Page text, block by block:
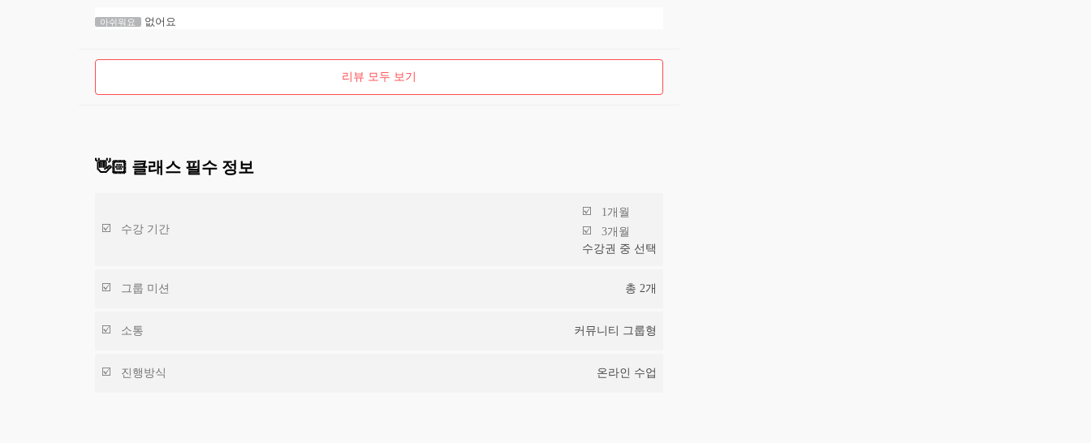
아쉬워요 없어요
리뷰 모두 보기
👋🏻 클래스 필수 정보
수강 기간
1개월
3개월
수강권 중 선택
그룹 미션 총 2개
소통 커뮤니티 그룹형
진행방식 온라인 수업